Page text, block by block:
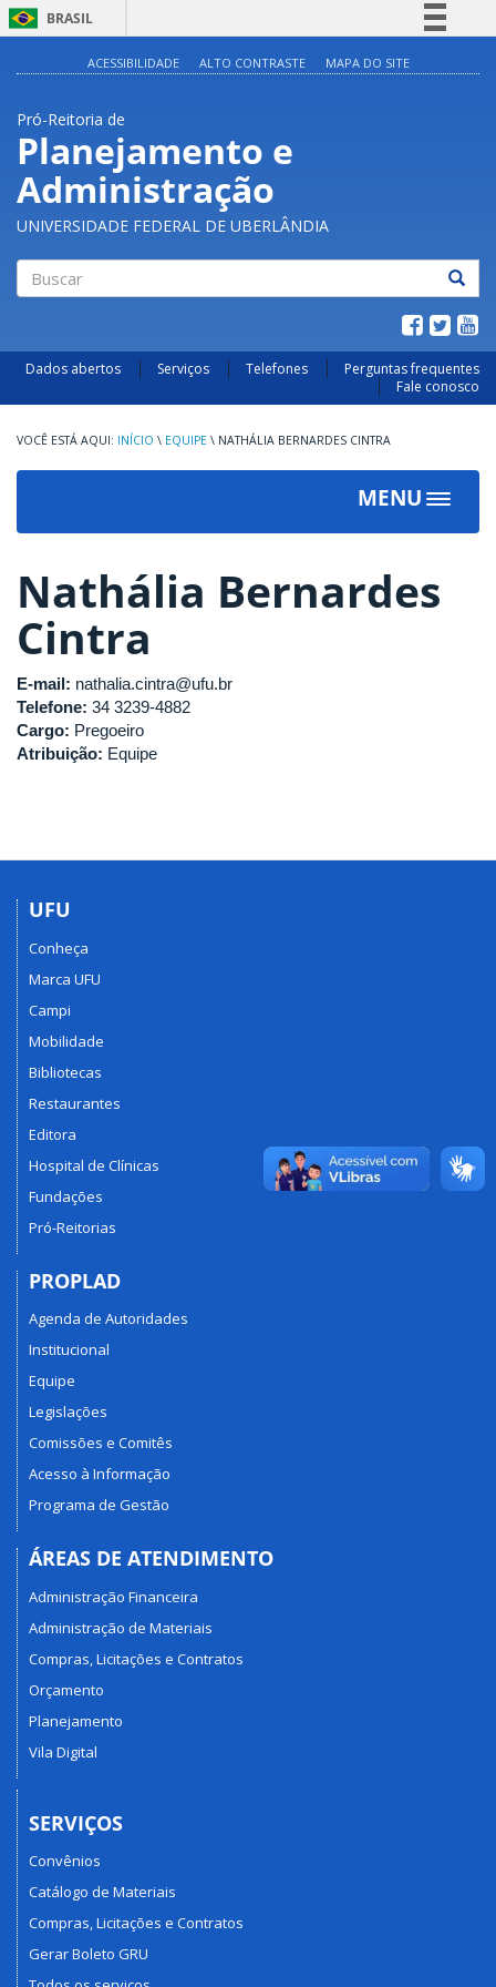
BRASIL
Acesso à informação
ACESSIBILIDADE ALTO CONTRASTE MAPA DO SITE
Pró-Reitoria de
Planejamento e
Administração
UNIVERSIDADE FEDERAL DE UBERLÂNDIA
Dados abertos Serviços Telefones
Perguntas frequentes
Fale conosco
INÍCIO \ EQUIPE \ NATHÁLIA BERNARDES CINTRA
MENU
Toggle
Nathália Bernardes
Cintra
E-mail: nathalia.cintra@ufu.br
Telefone: 34 3239-4882
Cargo: Pregoeiro
Atribuição: Equipe
UFU
Conheça
Marca UFU
Campi
Mobilidade
Bibliotecas
Restaurantes
Editora
Hospital de Clínicas
Fundações
Pró-Reitorias
PROPLAD
Agenda de Autoridades
Institucional
Equipe
Legislações
Comissões e Comitês
Acesso à Informação
Programa de Gestão
ÁREAS DE ATENDIMENTO
Administração Financeira
Administração de Materiais
Compras, Licitações e Contratos
Orçamento
Planejamento
Vila Digital
SERVIÇOS
Convênios
Catálogo de Materiais
Compras, Licitações e Contratos
Gerar Boleto GRU